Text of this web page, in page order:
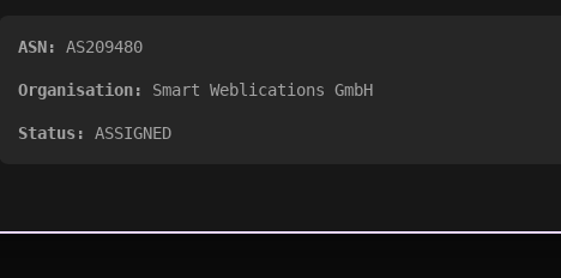
ASN: AS209480
Organisation: Smart Weblications GmbH
Status: ASSIGNED